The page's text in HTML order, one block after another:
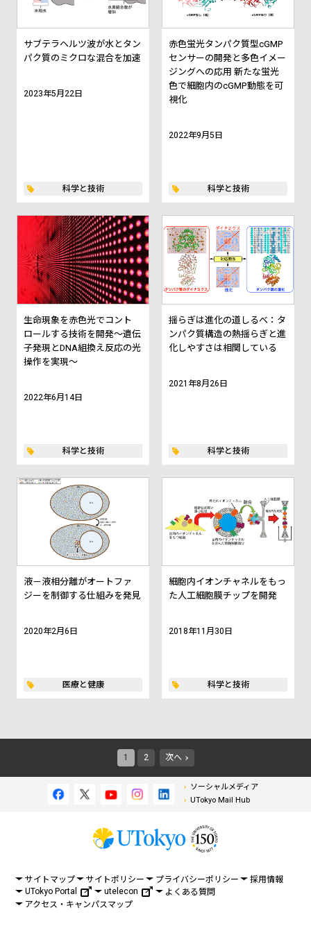
サブテラヘルツ波が水とタン
パク質のミクロな混合を加速
2023年5月22日
科学と技術
赤色蛍光タンパク質型cGMP
センサーの開発と多色イメー
ジングへの応用 ――新たな蛍光
色で細胞内のcGMP動態を可
視化――
2022年9月5日
科学と技術
生命現象を赤色光でコント
ロールする技術を開発～遺伝
子発現とDNA組換え反応の光
操作を実現～
2022年6月14日
科学と技術
揺らぎは進化の道しるべ：タ
ンパク質構造の熱揺らぎと進
化しやすさは相関している
2021年8月26日
科学と技術
液－液相分離がオートファ
ジーを制御する仕組みを発見
2020年2月6日
医療と健康
細胞内イオンチャネルをもっ
た人工細胞膜チップを開発
2018年11月30日
科学と技術
1 2 次へ
ソーシャルメディア
UTokyo Mail Hub
サイトマップ サイトポリシー プライバシーポリシー
採用情報
UTokyo Portal
utelecon
よくある質問
アクセス・キャンパスマップ